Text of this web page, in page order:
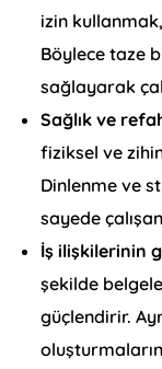
izin
Böylece taze
sağlayarak
Sağlık ve
fiziksel ve
Dinlenme ve
sayede
İş ilişkilerinin
şekilde
güçlendirir.